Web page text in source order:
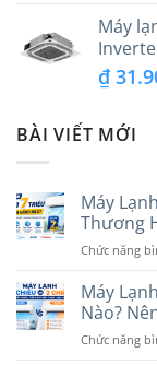
Máy
₫
BÀI VIẾT MỚI
Máy
Thương
Chức năng
Máy
Nào?
Chức năng